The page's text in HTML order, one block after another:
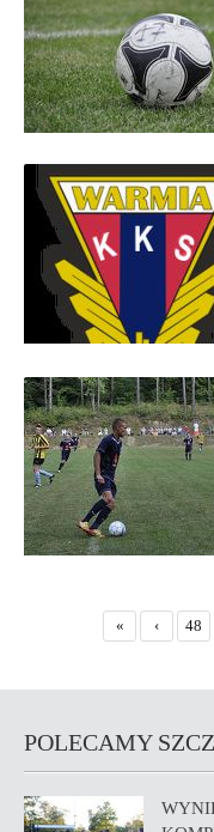
« ‹ 48
POLECAMY